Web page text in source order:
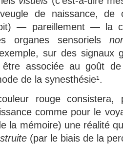
de naissance,
— pareillement — la
organes sensoriels
sur des signaux
associée au goût
de la synesthésie¹.
rouge consistera,
comme pour le
la mémoire) une réalité
(par le biais de la